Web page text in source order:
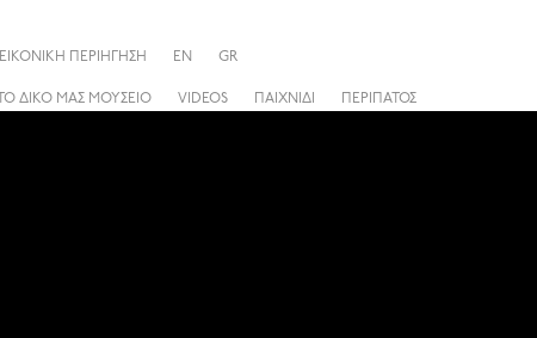
ΤΟ ΔΙΚΟ ΜΑΣ ΜΟΥΣΕΙΟ VIDEOS ΠΑΙΧΝΙΔΙ ΠΕΡΙΠΑΤΟΣ
ΕΙΚΟΝΙΚΗ ΠΕΡΙΗΓΗΣΗ EN GR